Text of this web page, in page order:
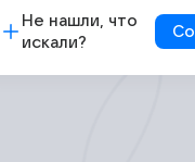
Не нашли, что
искали?